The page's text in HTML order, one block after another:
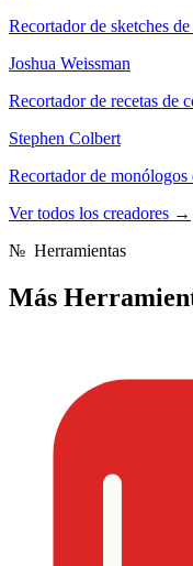
Recortador de sketches
Joshua Weissman
Recortador de recetas de
Stephen Colbert
Recortador de
Ver todos los creadores →
№ Herramientas
Más